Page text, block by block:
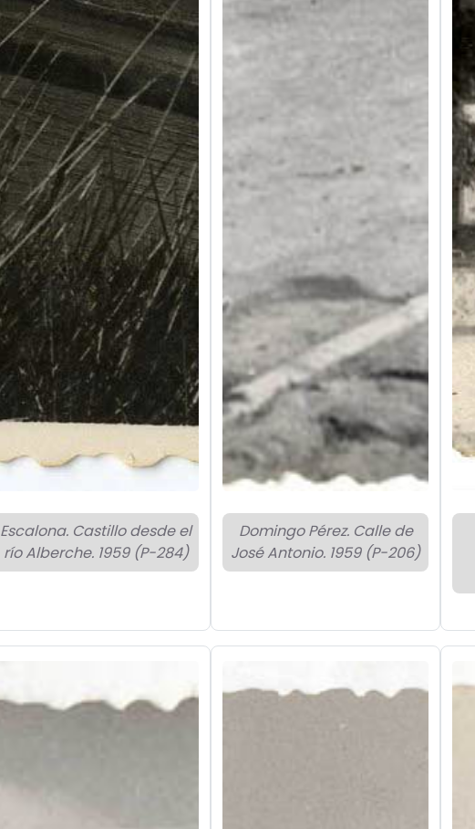
Escalona. Castillo desde el
río Alberche. 1959 (P-284)
Domingo Pérez. Calle de
José Antonio. 1959 (P-206)